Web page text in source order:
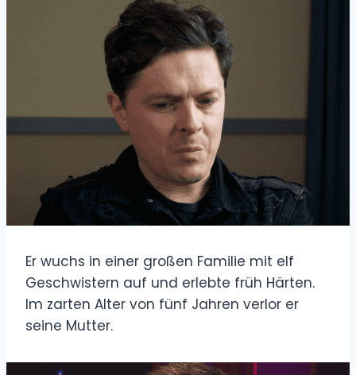
Er wuchs in einer großen Familie mit elf
Geschwistern auf und erlebte früh Härten.
Im zarten Alter von fünf Jahren verlor er
seine Mutter.